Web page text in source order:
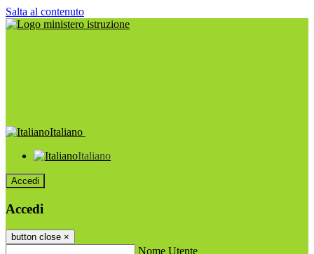
Salta al contenuto
Italiano
Italiano
Accedi
Accedi
button close ×
Nome Utente